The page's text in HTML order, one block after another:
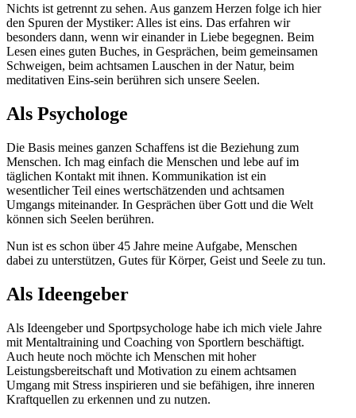
Nichts ist getrennt zu sehen. Aus ganzem Herzen folge ich hier
den Spuren der Mystiker: Alles ist eins. Das erfahren wir
besonders dann, wenn wir einander in Liebe begegnen. Beim
Lesen eines guten Buches, in Gesprächen, beim gemeinsamen
Schweigen, beim achtsamen Lauschen in der Natur, beim
meditativen Eins-sein berühren sich unsere Seelen.
Als Psychologe
Die Basis meines ganzen Schaffens ist die Beziehung zum
Menschen. Ich mag einfach die Menschen und lebe auf im
täglichen Kontakt mit ihnen. Kommunikation ist ein
wesentlicher Teil eines wertschätzenden und achtsamen
Umgangs miteinander. In Gesprächen über Gott und die Welt
können sich Seelen berühren.
Nun ist es schon über 45 Jahre meine Aufgabe, Menschen
dabei zu unterstützen, Gutes für Körper, Geist und Seele zu tun.
Als Ideengeber
Als Ideengeber und Sportpsychologe habe ich mich viele Jahre
mit Mentaltraining und Coaching von Sportlern beschäftigt.
Auch heute noch möchte ich Menschen mit hoher
Leistungsbereitschaft und Motivation zu einem achtsamen
Umgang mit Stress inspirieren und sie befähigen, ihre inneren
Kraftquellen zu erkennen und zu nutzen.